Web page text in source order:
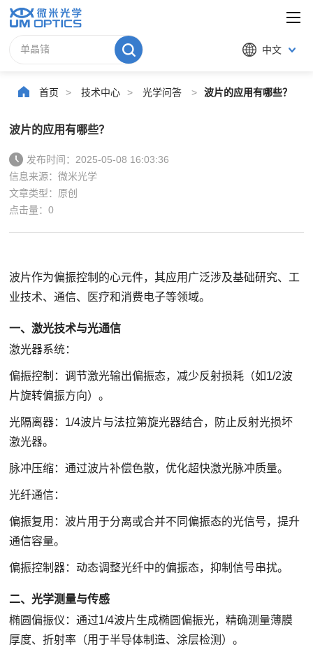
中文
首页 > 技术中心 > 光学问答 > 波片的应用有哪些？
波片的应用有哪些？
发布时间：2025-05-08 16:03:36
信息来源：微米光学
文章类型：原创
点击量：0
波片作为偏振控制的心元件，其应用广泛涉及基础研究、工
业技术、通信、医疗和消费电子等领域。
一、激光技术与光通信
激光器系统：
偏振控制：调节激光输出偏振态，减少反射损耗（如1/2波
片旋转偏振方向）。
光隔离器：1/4波片与法拉第旋光器结合，防止反射光损坏
激光器。
脉冲压缩：通过波片补偿色散，优化超快激光脉冲质量。
光纤通信：
偏振复用：波片用于分离或合并不同偏振态的光信号，提升
通信容量。
偏振控制器：动态调整光纤中的偏振态，抑制信号串扰。
二、光学测量与传感
椭圆偏振仪：通过1/4波片生成椭圆偏振光，精确测量薄膜
厚度、折射率（用于半导体制造、涂层检测）。